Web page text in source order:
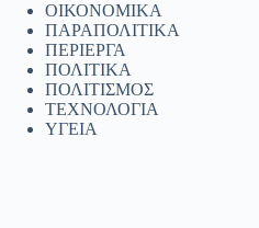
ΟΙΚΟΝΟΜΙΚΑ
ΠΑΡΑΠΟΛΙΤΙΚΑ
ΠΕΡΙΕΡΓΑ
ΠΟΛΙΤΙΚΑ
ΠΟΛΙΤΙΣΜΟΣ
ΤΕΧΝΟΛΟΓΙΑ
ΥΓΕΙΑ